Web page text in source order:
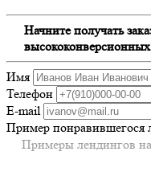
Начните получать
Имя
Телефон
E-mail
Пример понравившегося
Примеры лендингов на